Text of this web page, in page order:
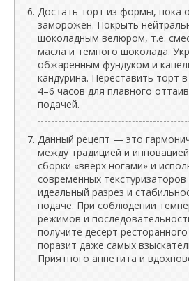
Достать торт из формы, пока
заморожен. Покрыть
шоколадным велюром, т.е.
масла и темного шоколада.
обжаренным фундуком и
кандурина. Переставить торт
4–6 часов для плавного
подачей.
Данный рецепт — это
между традицией и
сборки «вверх ногами» и
современных
идеальный разрез и
подаче. При соблюдении
режимов и
получите десерт
поразит даже самых
Приятного аппетита и